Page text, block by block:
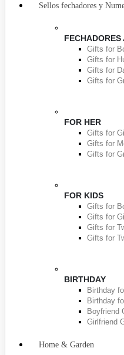
Sellos fechadores y
Gifts for
Gifts for
Gifts for
Gifts for
FOR HER
Gifts for
Gifts for
Gifts for
FOR KIDS
Gifts for
Gifts for
Gifts for
Gifts for
BIRTHDAY
Birthday
Birthday
Boyfriend
Girlfriend
Home & Garden